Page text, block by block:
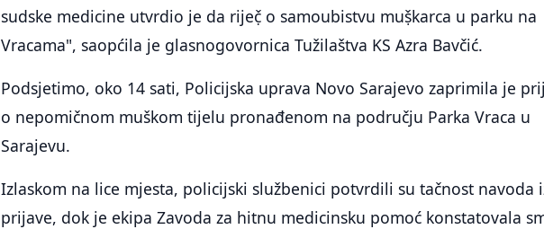
sudske medicine utvrdio je da riječ̣ o samoubistvu muṣ̌karca u parku na
Vracama", saopćila je glasnogovornica Tužilaštva KS Azra Bavčić.
Podsjetimo, oko 14 sati, Policijska uprava Novo Sarajevo zaprimila je
o nepomičnom muškom tijelu pronađenom na području Parka Vraca u
Sarajevu.
Izlaskom na lice mjesta, policijski službenici potvrdili su tačnost navoda
prijave, dok je ekipa Zavoda za hitnu medicinsku pomoć konstatovala